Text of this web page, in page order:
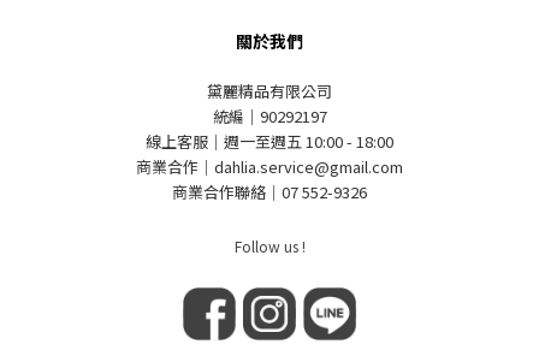
關於我們
黛麗精品有限公司
統編｜90292197
線上客服｜週一至週五 10:00 - 18:00
商業合作｜dahlia.service@gmail.com
商業合作聯絡｜07 552-9326
Follow us !